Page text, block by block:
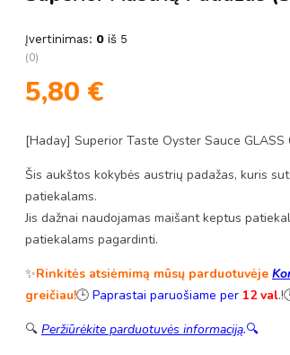
Įvertinimas: 0 iš 5
(0)
5,80 €
[Haday] Superior Taste Oyster Sauce GLASS
Šis aukštos kokybės austrių padažas, kuris
patiekalams.
Jis dažnai naudojamas maišant keptus
patiekalams pagardinti.
✨Rinkitės atsiėmimą mūsų parduotuvėje
greičiau!🕒 Paprastai paruošiame per 12 val
🔍 Peržiūrėkite parduotuvės informaciją.🔍